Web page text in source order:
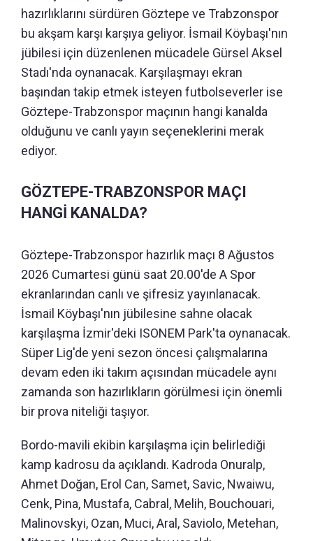
hazırlıklarını sürdüren Göztepe ve Trabzonspor
bu akşam karşı karşıya geliyor. İsmail Köybaşı'nın
jübilesi için düzenlenen mücadele Gürsel Aksel
Stadı'nda oynanacak. Karşılaşmayı ekran
başından takip etmek isteyen futbolseverler ise
Göztepe-Trabzonspor maçının hangi kanalda
olduğunu ve canlı yayın seçeneklerini merak
ediyor.
GÖZTEPE-TRABZONSPOR MAÇI
HANGİ KANALDA?
Göztepe-Trabzonspor hazırlık maçı 8 Ağustos
2026 Cumartesi günü saat 20.00'de A Spor
ekranlarından canlı ve şifresiz yayınlanacak.
İsmail Köybaşı'nın jübilesine sahne olacak
karşılaşma İzmir'deki ISONEM Park'ta oynanacak.
Süper Lig'de yeni sezon öncesi çalışmalarına
devam eden iki takım açısından mücadele aynı
zamanda son hazırlıkların görülmesi için önemli
bir prova niteliği taşıyor.
Bordo-mavili ekibin karşılaşma için belirlediği
kamp kadrosu da açıklandı. Kadroda Onuralp,
Ahmet Doğan, Erol Can, Samet, Savic, Nwaiwu,
Cenk, Pina, Mustafa, Cabral, Melih, Bouchouari,
Malinovskyi, Ozan, Muci, Aral, Saviolo, Metehan,